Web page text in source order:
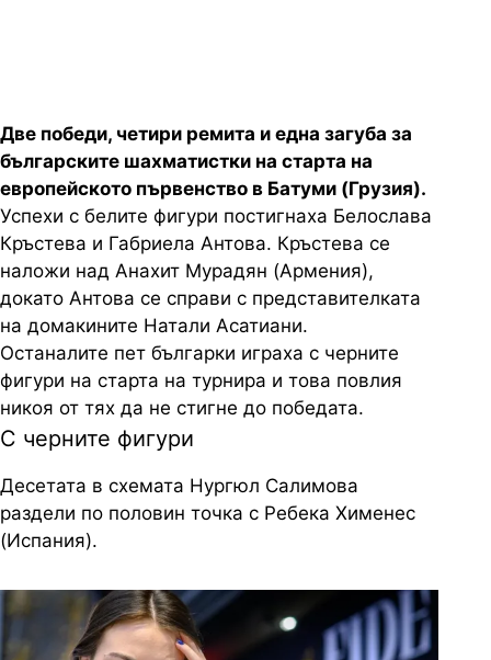
Две победи, четири ремита и една загуба за
българските шахматистки на старта на
европейското първенство в Батуми (Грузия).
Успехи с белите фигури постигнаха Белослава
Кръстева и Габриела Антова. Кръстева се
наложи над Анахит Мурадян (Армения),
докато Антова се справи с представителката
на домакините Натали Асатиани.
Останалите пет българки играха с черните
фигури на старта на турнира и това повлия
никоя от тях да не стигне до победата.
С черните фигури
Десетата в схемата Нургюл Салимова
раздели по половин точка с Ребека Хименес
(Испания).